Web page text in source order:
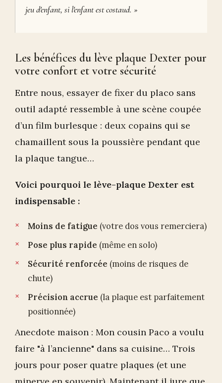
jeu d'enfant, si l'enfant est costaud. »
Les bénéfices du lève plaque Dexter pour
votre confort et votre sécurité
Entre nous, essayer de fixer du placo sans
outil adapté ressemble à une scène coupée
d’un film burlesque : deux copains qui se
chamaillent sous la poussière pendant que
la plaque tangue…
Voici pourquoi le lève-plaque Dexter est
indispensable :
Moins de fatigue (votre dos vous remerciera)
Pose plus rapide (même en solo)
Sécurité renforcée (moins de risques de
chute)
Précision accrue (la plaque est parfaitement
positionnée)
Anecdote maison : Mon cousin Paco a voulu
faire "à l’ancienne" dans sa cuisine… Trois
jours pour poser quatre plaques (et une